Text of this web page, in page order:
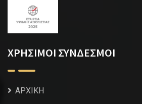
ΧΡΗΣΙΜΟΙ ΣΥΝΔΕΣΜΟΙ
ΑΡΧΙΚΗ